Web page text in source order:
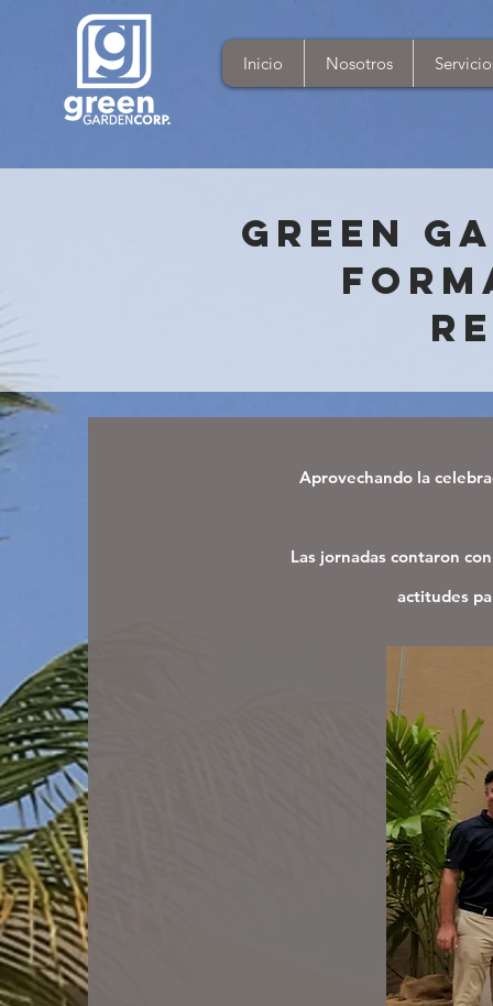
Inicio Nosotros
Green
Aprovechando la
Las jornadas contaron
actitudes